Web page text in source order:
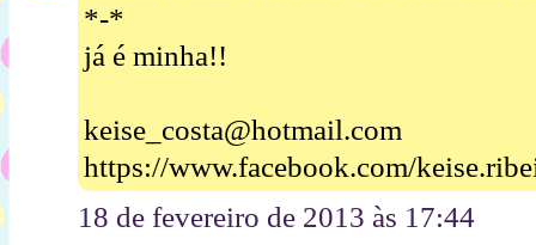
*-*
já é minha!!
keise_costa@hotmail.com
https://www.facebook.com/
18 de fevereiro de 2013 às 17:44